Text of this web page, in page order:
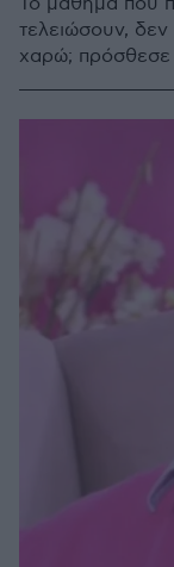
τελειώσουν, δεν
χαρώ; πρόσθεσε